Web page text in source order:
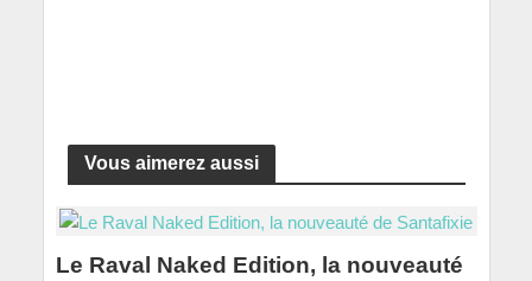
Vous aimerez aussi
Le Raval Naked Edition, la nouveauté